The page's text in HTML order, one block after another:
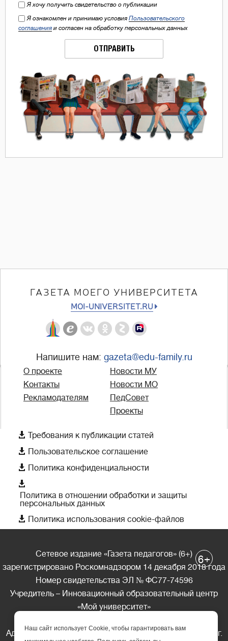
Я хочу получить свидетельство о публикации
Я ознакомлен и принимаю условия Пользовательского
соглашения и согласен на обработку персональных данных
ОТПРАВИТЬ
ГАЗЕТА МОЕГО УНИВЕРСИТЕТА
MOI-UNIVERSITET.RU
Напишите нам: gazeta@edu-family.ru
О проекте
Контакты
Рекламодателям
Новости МУ
Новости МО
ПедСовет
Проекты
 Требования к публикации статей
 Пользовательское соглашение
 Политика конфиденциальности

Политика в отношении обработки и защиты
персональных данных
 Политика использования cookie-файлов
Сетевое издание «Газета педагогов» (6+)
зарегистрировано Роскомнадзором 14 декабря 2018 года
Номер свидетельства ЭЛ № ФС77-74596
Учредитель – Инновационный образовательный центр
«Мой университет»
Адрес редакции: 185035 Россия, Республика Карелия, г.
6+
Наш сайт использует Cookie, чтобы гарантировать вам